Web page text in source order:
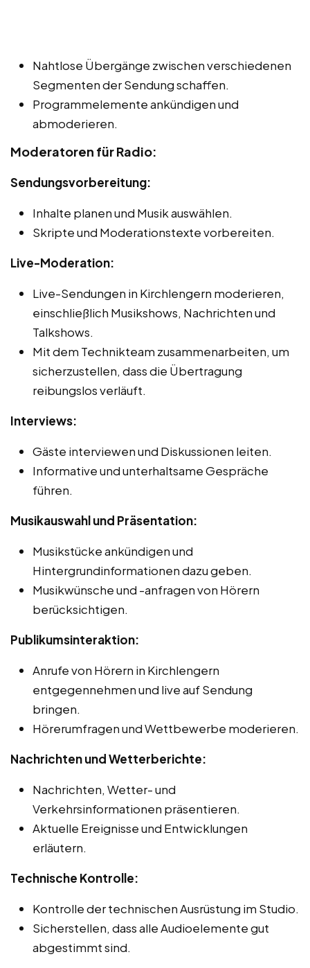
Nahtlose Übergänge zwischen verschiedenen
Segmenten der Sendung schaffen.
Programmelemente ankündigen und
abmoderieren.
Moderatoren für Radio:
Sendungsvorbereitung:
Inhalte planen und Musik auswählen.
Skripte und Moderationstexte vorbereiten.
Live-Moderation:
Live-Sendungen in Kirchlengern moderieren,
einschließlich Musikshows, Nachrichten und
Talkshows.
Mit dem Technikteam zusammenarbeiten, um
sicherzustellen, dass die Übertragung
reibungslos verläuft.
Interviews:
Gäste interviewen und Diskussionen leiten.
Informative und unterhaltsame Gespräche
führen.
Musikauswahl und Präsentation:
Musikstücke ankündigen und
Hintergrundinformationen dazu geben.
Musikwünsche und -anfragen von Hörern
berücksichtigen.
Publikumsinteraktion:
Anrufe von Hörern in Kirchlengern
entgegennehmen und live auf Sendung
bringen.
Hörerumfragen und Wettbewerbe moderieren.
Nachrichten und Wetterberichte:
Nachrichten, Wetter- und
Verkehrsinformationen präsentieren.
Aktuelle Ereignisse und Entwicklungen
erläutern.
Technische Kontrolle:
Kontrolle der technischen Ausrüstung im Studio.
Sicherstellen, dass alle Audioelemente gut
abgestimmt sind.